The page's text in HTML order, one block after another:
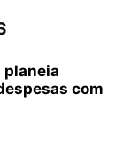
planeia
com